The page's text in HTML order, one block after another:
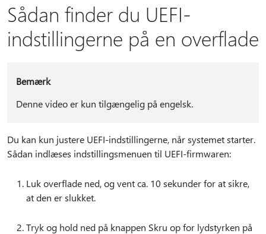
Sådan finder du UEFI-
indstillingerne på en overflade
Bemærk
Denne video er kun tilgængelig på engelsk.
Du kan kun justere UEFI-indstillingerne, når systemet starter.
Sådan indlæses indstillingsmenuen til UEFI-firmwaren:
Luk overflade ned, og vent ca. 10 sekunder for at sikre,
at den er slukket.
Tryk og hold ned på knappen Skru op for lydstyrken på